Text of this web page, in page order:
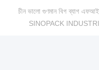
চীন ভালো গুণমান বিগ ব্যাগ
SINOPACK